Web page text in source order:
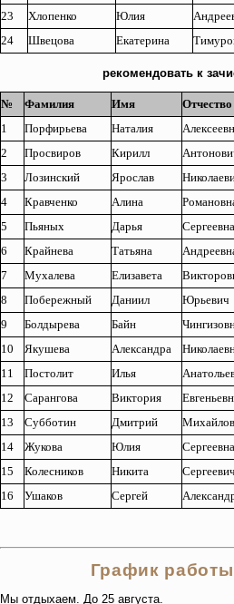
23
Хлопенко Юлия
24
Швецова Екатерина
рекомендовать к
№ Фамилия Имя
Отчество
1
Порфирьева Наталия
2
Просвиров Кирилл
3
Лозинский Ярослав
4
Кравченко Алина
5
Пьяных Дарья
Сергеевна
6
Крайнева Татьяна
7
Мухалева Елизавета
8
Побережный Даниил
Юрьевич
9
Болдырева Байн
10
Якушева Александра
11
Постолит Илья
12
Сарангова Виктория
13
Субботин Дмитрий
14
Жукова Юлия
Сергеевна
15
Колесников Никита
16
Ушаков Сергей
График
Мы отдыхаем. До 25 августа.